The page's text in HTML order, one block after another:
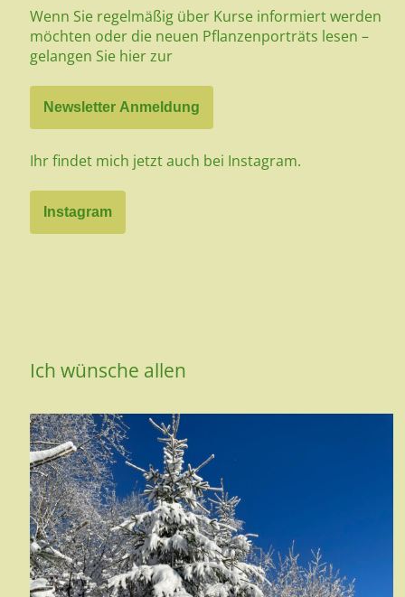
Wenn Sie regelmäßig über Kurse informiert werden
möchten oder die neuen Pflanzenporträts lesen –
gelangen Sie hier zur
Newsletter Anmeldung
Ihr findet mich jetzt auch bei Instagram.
Instagram
Ich wünsche allen